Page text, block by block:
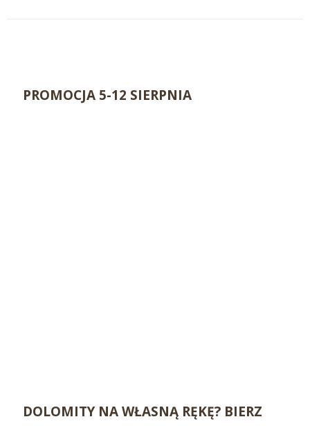
PROMOCJA 5-12 SIERPNIA
DOLOMITY NA WŁASNĄ RĘKĘ? BIERZ